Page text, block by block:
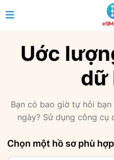
Uớc
dữ
Bạn có bao giờ tự hỏi
ngày? Sử dụng công cụ
Chọn một hồ sơ phù